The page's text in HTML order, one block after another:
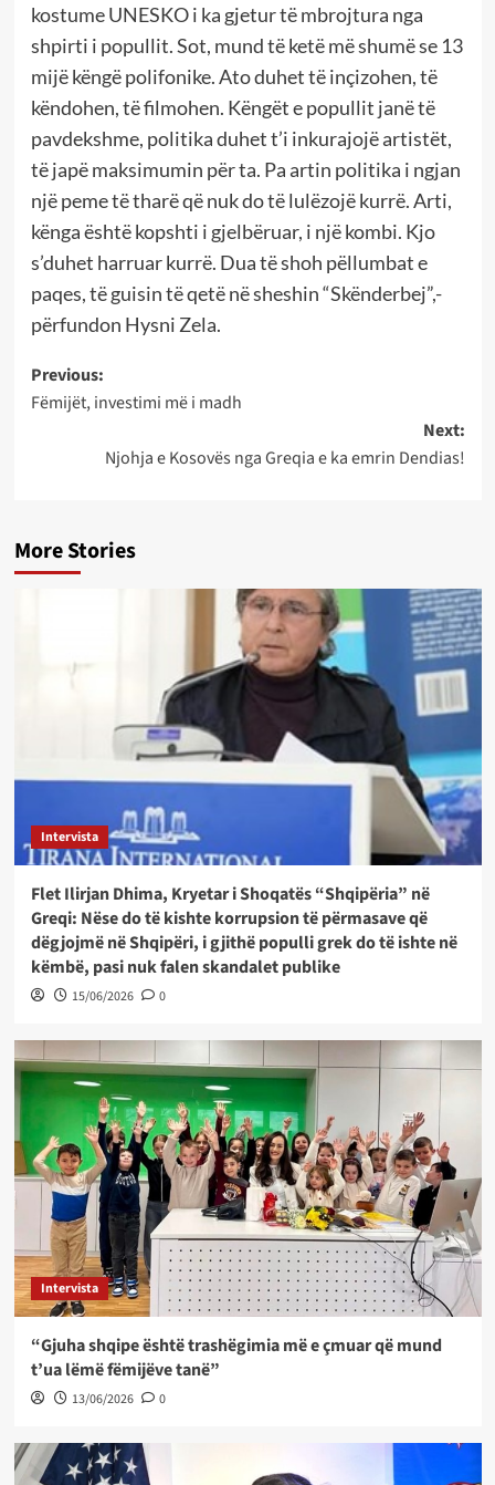
kostume UNESKO i ka gjetur të mbrojtura nga
shpirti i popullit. Sot, mund të ketë më shumë se 13
mijë këngë polifonike. Ato duhet të inçizohen, të
këndohen, të filmohen. Këngët e popullit janë të
pavdekshme, politika duhet t’i inkurajojë artistët,
të japë maksimumin për ta. Pa artin politika i ngjan
një peme të tharë që nuk do të lulëzojë kurrë. Arti,
kënga është kopshti i gjelbëruar, i një kombi. Kjo
s’duhet harruar kurrë. Dua të shoh pëllumbat e
paqes, të guisin të qetë në sheshin “Skënderbej”,-
përfundon Hysni Zela.
Post
navigation
Previous:
Fëmijët, investimi më i madh
Next:
Njohja e Kosovës nga Greqia e ka emrin Dendias!
More Stories
Intervista
Flet Ilirjan Dhima, Kryetar i Shoqatës “Shqipëria” në
Greqi: Nëse do të kishte korrupsion të përmasave që
dëgjojmë në Shqipëri, i gjithë populli grek do të ishte në
këmbë, pasi nuk falen skandalet publike
15/06/2026 0
Intervista
“Gjuha shqipe është trashëgimia më e çmuar që mund
t’ua lëmë fëmijëve tanë”
13/06/2026 0